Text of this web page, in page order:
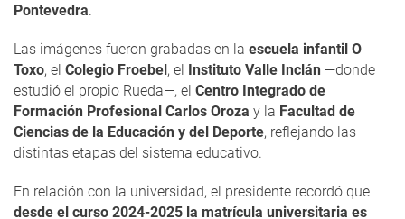
Pontevedra.
Las imágenes fueron grabadas en la escuela infantil O
Toxo, el Colegio Froebel, el Instituto Valle Inclán —donde
estudió el propio Rueda—, el Centro Integrado de
Formación Profesional Carlos Oroza y la Facultad de
Ciencias de la Educación y del Deporte, reflejando las
distintas etapas del sistema educativo.
En relación con la universidad, el presidente recordó que
desde el curso 2024-2025 la matrícula universitaria es